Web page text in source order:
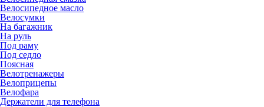
Велосипедное масло
Велосумки
На багажник
На руль
Под раму
Под седло
Поясная
Велотренажеры
Велоприцепы
Велофара
Держатели для телефона